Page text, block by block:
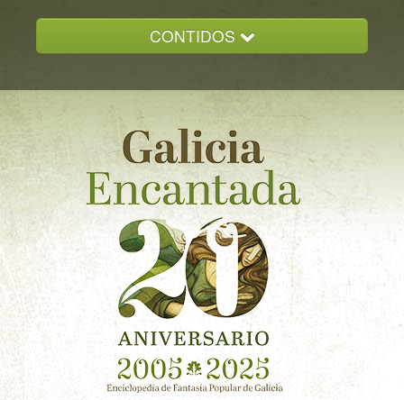
CONTIDOS
GALICIA ENCANTADA
DOCUMENTACION
NOVAS
CONTACTO